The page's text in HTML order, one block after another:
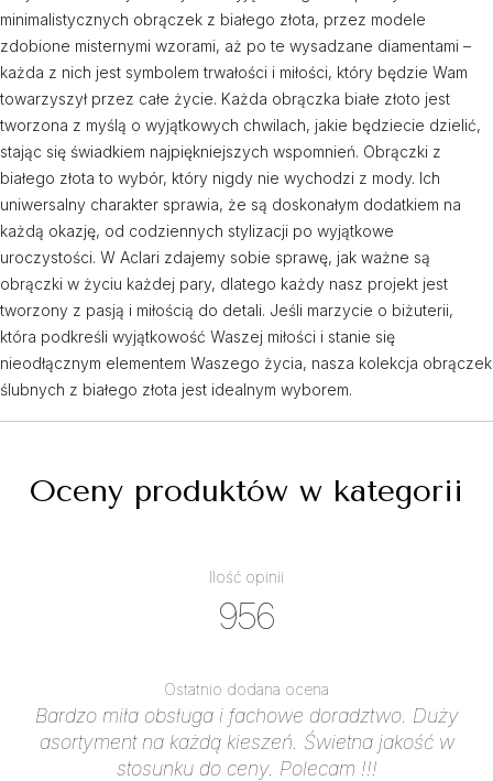
minimalistycznych obrączek z białego złota, przez modele
zdobione misternymi wzorami, aż po te wysadzane diamentami –
każda z nich jest symbolem trwałości i miłości, który będzie Wam
towarzyszył przez całe życie. Każda obrączka białe złoto jest
tworzona z myślą o wyjątkowych chwilach, jakie będziecie dzielić,
stając się świadkiem najpiękniejszych wspomnień. Obrączki z
białego złota to wybór, który nigdy nie wychodzi z mody. Ich
uniwersalny charakter sprawia, że są doskonałym dodatkiem na
każdą okazję, od codziennych stylizacji po wyjątkowe
uroczystości. W Aclari zdajemy sobie sprawę, jak ważne są
obrączki w życiu każdej pary, dlatego każdy nasz projekt jest
tworzony z pasją i miłością do detali. Jeśli marzycie o biżuterii,
która podkreśli wyjątkowość Waszej miłości i stanie się
nieodłącznym elementem Waszego życia, nasza kolekcja obrączek
ślubnych z białego złota jest idealnym wyborem.
Oceny produktów w kategorii
Ilość opinii
956
Ostatnio dodana ocena
Bardzo miła obsługa i fachowe doradztwo. Duży
asortyment na każdą kieszeń. Świetna jakość w
stosunku do ceny. Polecam !!!